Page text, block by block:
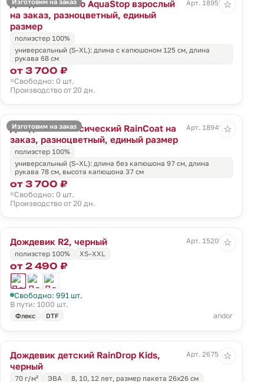
Дождевик-пончо AquaStop взрослый
на заказ, разноцветный, единый
размер
Арт. 18955.01
полиэстер 100%
универсальный (S–XL): длина с капюшоном 125 см, длина
рукава 68 см
от 3 700 ₽
Свободно: 0 шт.
Производство от 20 дн.
☆
Изготовим на заказ
Дождевик классический RainCoat на
заказ, разноцветный, единый размер
Арт. 18949.01
полиэстер 100%
универсальный (S–XL): длина без капюшона 97 см, длина
рукава 78 см, высота капюшона 37 см
от 3 700 ₽
Свободно: 0 шт.
Производство от 20 дн.
☆
Дождевик R2, черный
Арт. 15202.30
полиэстер 100%
XS–XXL
от 2 490 ₽
Свободно: 991 шт.
В пути: 1000 шт.
Флекс DTF andor
☆
Дождевик детский RainDrop Kids,
черный
Арт. 26754.30
70 г/м² ЭВА 8, 10, 12 лет, размер пакета 26х26 см
☆